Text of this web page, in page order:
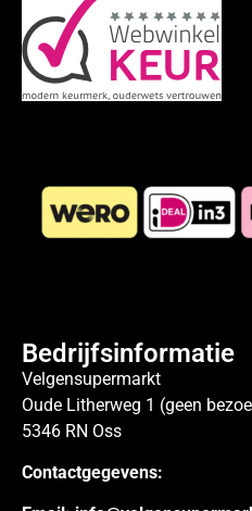
Bedrijfsinformatie
Velgensupermarkt
Oude Litherweg 1 (geen
5346 RN Oss
Contactgegevens: